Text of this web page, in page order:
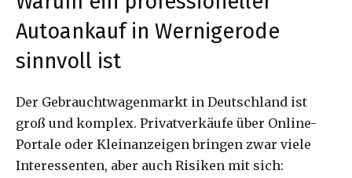
Autoankauf in Wernigerode
sinnvoll ist
Der Gebrauchtwagenmarkt in Deutschland ist
groß und komplex. Privatverkäufe über Online-
Portale oder Kleinanzeigen bringen zwar viele
Interessenten, aber auch Risiken mit sich: